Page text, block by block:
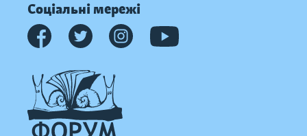
Соціальні мережі